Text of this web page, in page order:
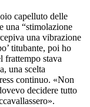
capelluto delle
una “stimolazione
una vibrazione
titubante, poi ho
frattempo stava
una scelta
continuo. «Non
decidere tutto